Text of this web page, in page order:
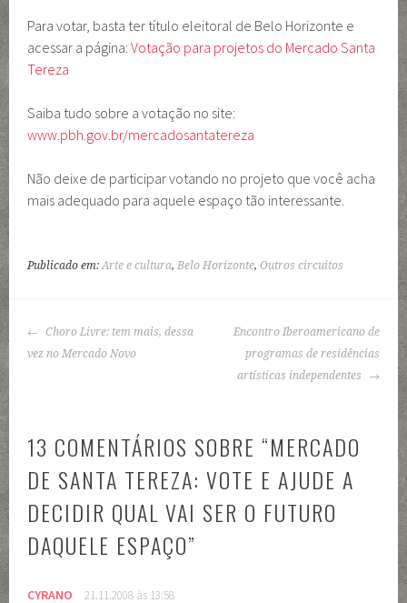
Para votar, basta ter título eleitoral de Belo Horizonte e
acessar a página:Votação para projetos do Mercado Santa
Tereza
Saiba tudo sobre a votação no site:
www.pbh.gov.br/mercadosantatereza
Não deixe de participar votando no projeto que você acha
mais adequado para aquele espaço tão interessante.
Publicado em:Arte e cultura,Belo Horizonte,Outros circuitos
NAVEGAÇÃO
DE
Choro Livre: tem mais, dessa
vez no Mercado Novo
Encontro Iberoamericano de
programas de residências
artísticas independentes
13 COMENTÁRIOS SOBRE “MERCADO
DE SANTA TEREZA: VOTE E AJUDE A
DECIDIR QUAL VAI SER O FUTURO
DAQUELE ESPAÇO”
CYRANO 21.11.2008 às 13:58